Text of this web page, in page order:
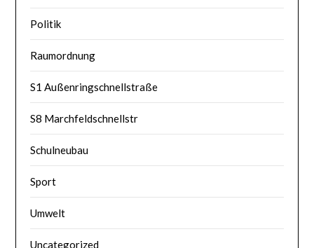
Politik
Raumordnung
S1 Außenringschnellstraße
S8 Marchfeldschnellstr
Schulneubau
Sport
Umwelt
Uncategorized